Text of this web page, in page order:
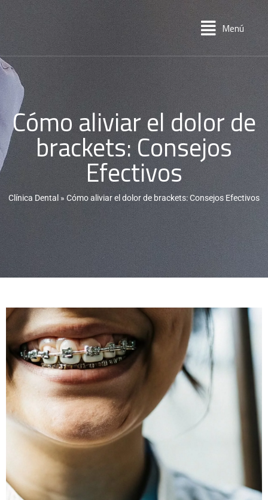
Menú
Cómo aliviar el dolor de
brackets: Consejos
Efectivos
Clínica Dental » Cómo aliviar el dolor de brackets: Consejos Efectivos